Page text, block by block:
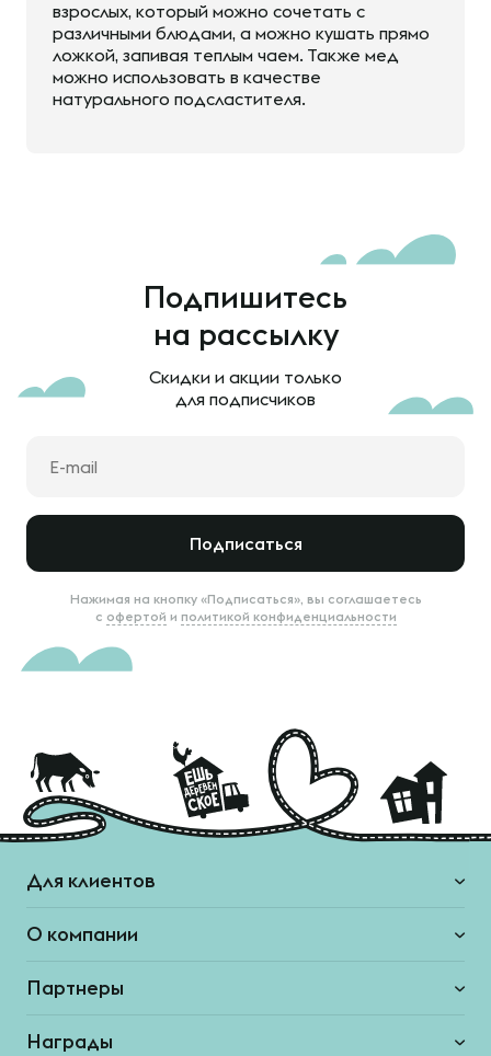
взрослых, который можно сочетать с
различными блюдами, а можно кушать прямо
ложкой, запивая теплым чаем. Также мед
можно использовать в качестве
натурального подсластителя.
Подпишитесь
на рассылку
Скидки и акции только
для подписчиков
Подписаться
Нажимая на кнопку «Подписаться», вы соглашаетесь
с офертой и политикой конфиденциальности
Для клиентов
О компании
Партнеры
Награды